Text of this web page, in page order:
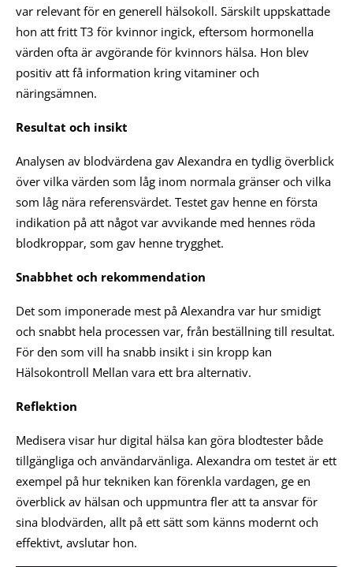
var relevant för en generell hälsokoll. Särskilt uppskattade
hon att fritt T3 för kvinnor ingick, eftersom hormonella
värden ofta är avgörande för kvinnors hälsa. Hon blev
positiv att få information kring vitaminer och
näringsämnen.
Resultat och insikt
Analysen av blodvärdena gav Alexandra en tydlig överblick
över vilka värden som låg inom normala gränser och vilka
som låg nära referensvärdet. Testet gav henne en första
indikation på att något var avvikande med hennes röda
blodkroppar, som gav henne trygghet.
Snabbhet och rekommendation
Det som imponerade mest på Alexandra var hur smidigt
och snabbt hela processen var, från beställning till resultat.
För den som vill ha snabb insikt i sin kropp kan
Hälsokontroll Mellan vara ett bra alternativ.
Reflektion
Medisera visar hur digital hälsa kan göra blodtester både
tillgängliga och användarvänliga. Alexandra om testet är ett
exempel på hur tekniken kan förenkla vardagen, ge en
överblick av hälsan och uppmuntra fler att ta ansvar för
sina blodvärden, allt på ett sätt som känns modernt och
effektivt, avslutar hon.